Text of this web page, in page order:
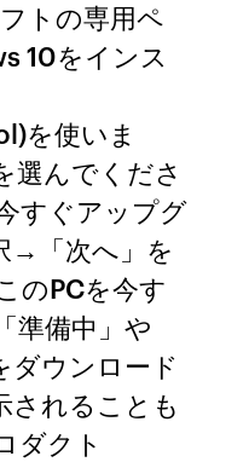
トの専用ペ
10をインス
を使いま
選んでくださ
すぐアップグ
→「次へ」を
のPCを今す
準備中」や
ダウンロード
されることも
ダクト